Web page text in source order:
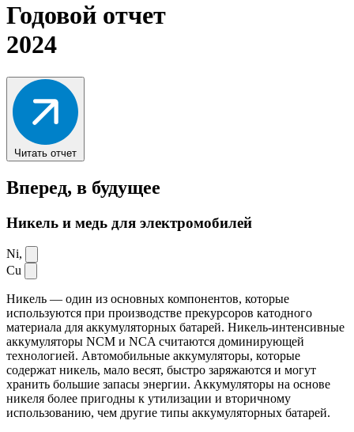
Годовой отчет
2024
Читать отчет
Вперед, в будущее
Никель и медь для электромобилей
Ni,
Cu
Никель — один из основных компонентов, которые
используются при производстве прекурсоров катодного
материала для аккумуляторных батарей. Никель-интенсивные
аккумуляторы NCM и NCA считаются доминирующей
технологией. Автомобильные аккумуляторы, которые
содержат никель, мало весят, быстро заряжаются и могут
хранить большие запасы энергии. Аккумуляторы на основе
никеля более пригодны к утилизации и вторичному
использованию, чем другие типы аккумуляторных батарей.